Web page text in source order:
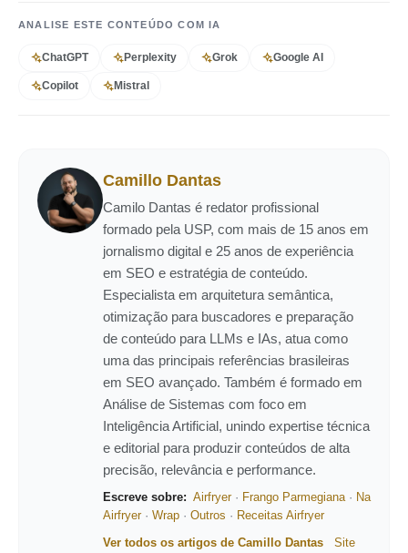
ANALISE ESTE CONTEÚDO COM IA
ChatGPT Perplexity Grok Google AI
Copilot Mistral
Camillo Dantas
Camilo Dantas é redator profissional
formado pela USP, com mais de 15 anos em
jornalismo digital e 25 anos de experiência
em SEO e estratégia de conteúdo.
Especialista em arquitetura semântica,
otimização para buscadores e preparação
de conteúdo para LLMs e IAs, atua como
uma das principais referências brasileiras
em SEO avançado. Também é formado em
Análise de Sistemas com foco em
Inteligência Artificial, unindo expertise técnica
e editorial para produzir conteúdos de alta
precisão, relevância e performance.
Escreve sobre: Airfryer· Frango Parmegiana· Na
Airfryer· Wrap · Outros · Receitas Airfryer
Ver todos os artigos de Camillo Dantas
Site